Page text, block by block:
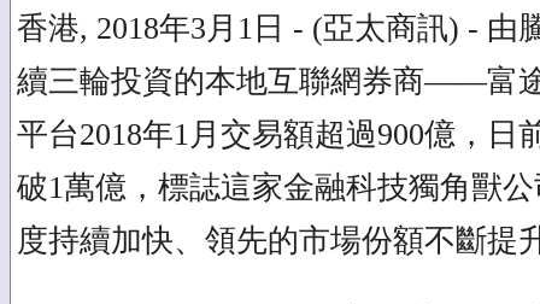
香港, 2018年3月1日 - (亞太商訊) - 由
續三輪投資的本地互聯網券商——富
平台2018年1月交易額超過900億，日
破1萬億，標誌這家金融科技獨角獸
度持續加快、領先的市場份額不斷提